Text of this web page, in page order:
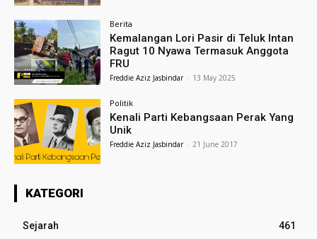
Berita
Kemalangan Lori Pasir di Teluk Intan
Ragut 10 Nyawa Termasuk Anggota
FRU
Freddie Aziz Jasbindar - 13 May 2025
Politik
Kenali Parti Kebangsaan Perak Yang
Unik
Freddie Aziz Jasbindar - 21 June 2017
KATEGORI
Sejarah
461